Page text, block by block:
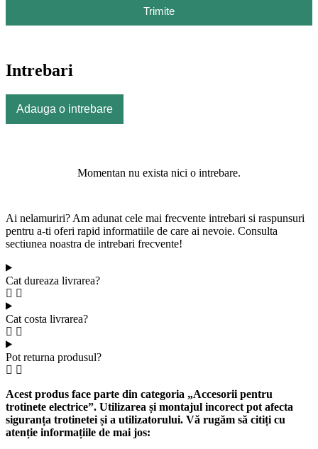
Trimite
Intrebari
Adauga o intrebare
Momentan nu exista nici o intrebare.
Ai nelamuriri? Am adunat cele mai frecvente intrebari si raspunsuri
pentru a-ti oferi rapid informatiile de care ai nevoie. Consulta
sectiunea noastra de intrebari frecvente!
Cat dureaza livrarea?
Cat costa livrarea?
Pot returna produsul?
Acest produs face parte din categoria „Accesorii pentru
trotinete electrice”. Utilizarea și montajul incorect pot afecta
siguranța trotinetei și a utilizatorului. Vă rugăm să citiți cu
atenție informațiile de mai jos: